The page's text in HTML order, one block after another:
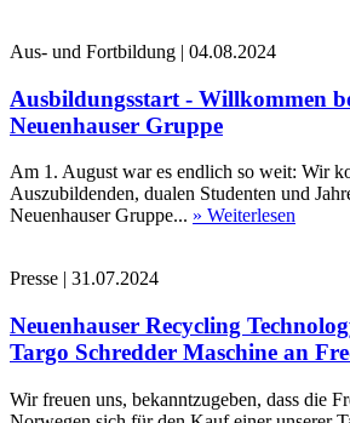
Aus- und Fortbildung | 04.08.2024
Ausbildungsstart - Willkommen
Neuenhauser Gruppe
Am 1. August war es endlich so weit: Wir
Auszubildenden, dualen Studenten und
Neuenhauser Gruppe... » Weiterlesen
Presse | 31.07.2024
Neuenhauser Recycling
Targo Schredder Maschine an
Wir freuen uns, bekanntzugeben, dass die